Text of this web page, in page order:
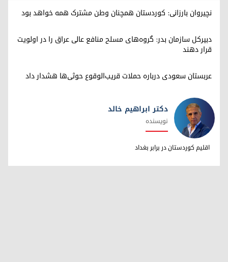
نچیروان بارزانی: کوردستان همچنان وطن مشترک همه خواهد بود
دبیرکل سازمان بدر: گروه‌های مسلح منافع عالی عراق را در اولویت
قرار دهند
عربستان سعودی درباره حملات قریب‌الوقوع حوثی‌ها هشدار داد
دکتر ابراهیم خالد
دکتر ابراهیم خالد
نویسنده
اقلیم کوردستان در برابر بغداد